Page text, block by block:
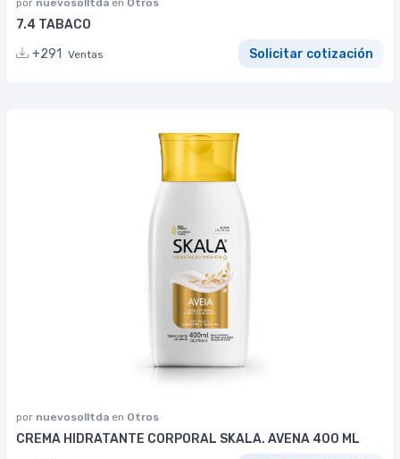
por nuevosolltda en Otros
7.4 TABACO
+291
Ventas Solicitar cotización
por nuevosolltda en Otros
CREMA HIDRATANTE CORPORAL SKALA. AVENA 400 ML